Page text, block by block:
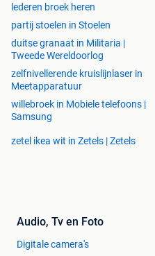
lederen broek heren
partij stoelen in Stoelen
duitse granaat in Militaria |
Tweede Wereldoorlog
zelfnivellerende kruislijnlaser in
Meetapparatuur
willebroek in Mobiele telefoons |
Samsung
zetel ikea wit in Zetels | Zetels
Audio, Tv en Foto
Digitale camera's